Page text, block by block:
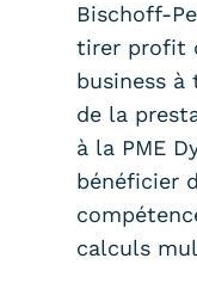
Bischoff-
tirer profit
business à
de la
à la PME
bénéficier
calculs